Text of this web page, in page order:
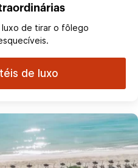
de tirar o fôlego
de luxo